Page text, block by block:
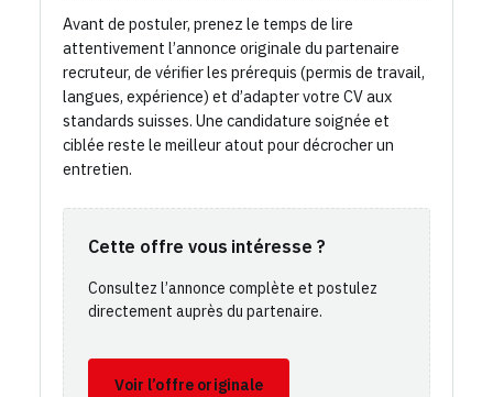
Avant de postuler, prenez le temps de lire
attentivement l’annonce originale du partenaire
recruteur, de vérifier les prérequis (permis de travail,
langues, expérience) et d’adapter votre CV aux
standards suisses. Une candidature soignée et
ciblée reste le meilleur atout pour décrocher un
entretien.
Cette offre vous intéresse ?
Consultez l’annonce complète et postulez
directement auprès du partenaire.
Voir l’offre originale